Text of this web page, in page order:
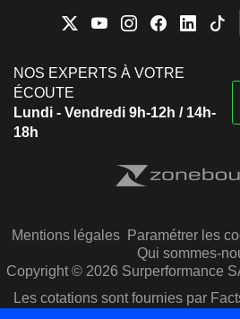
NOS EXPERTS À VOTRE
ÉCOUTE
Lundi - Vendredi 9h-12h / 14h-
18h
Mentions légales Paramétrer les
Qui sommes-
Copyright © 2026 Surperformance
Les cotations sont fournies par